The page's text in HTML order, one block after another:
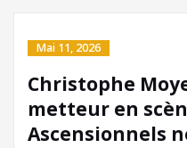
Mai 11, 2026
Christophe
metteur en
Ascensionnels